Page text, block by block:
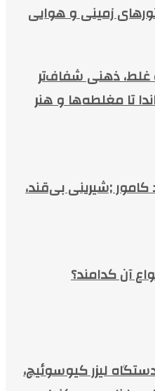
زمینی و هوایی
غلط، ذهنی شفاف‌تر
تا مغلطه‌ها و هنر
;شیرینی بی‌قند،
آن کدامند؟
دستگاه لیزر کیوسوئیچ،